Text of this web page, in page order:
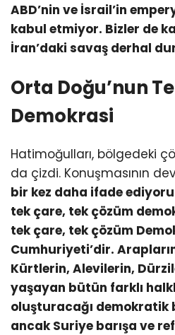
ABD’nin ve İsrail’in
kabul etmiyor. Bizler de
İran’daki savaş derhal
Orta Doğu’nun
Demokrasi
Hatimoğulları, bölgedeki
da çizdi. Konuşmasının
bir kez daha ifade
tek çare, tek çözüm
tek çare, tek çözüm
Cumhuriyeti’dir.
Kürtlerin, Alevilerin,
yaşayan bütün farklı
oluşturacağı demokratik
ancak Suriye barışa ve